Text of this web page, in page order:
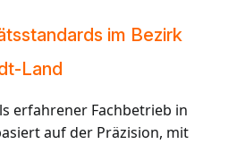
im Bezirk
Land
erfahrener Fachbetrieb in
auf der Präzision, mit